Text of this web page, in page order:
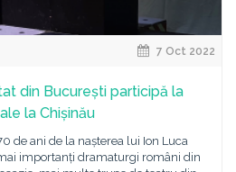
7 Oct 2022
din București participă la
la Chișinău
de ani de la nașterea lui Ion Luca
importanți dramaturgi români din